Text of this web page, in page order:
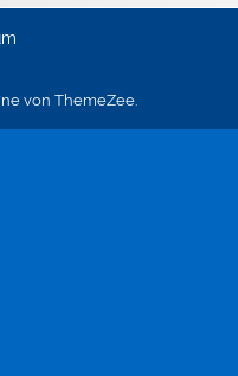
von ThemeZee.